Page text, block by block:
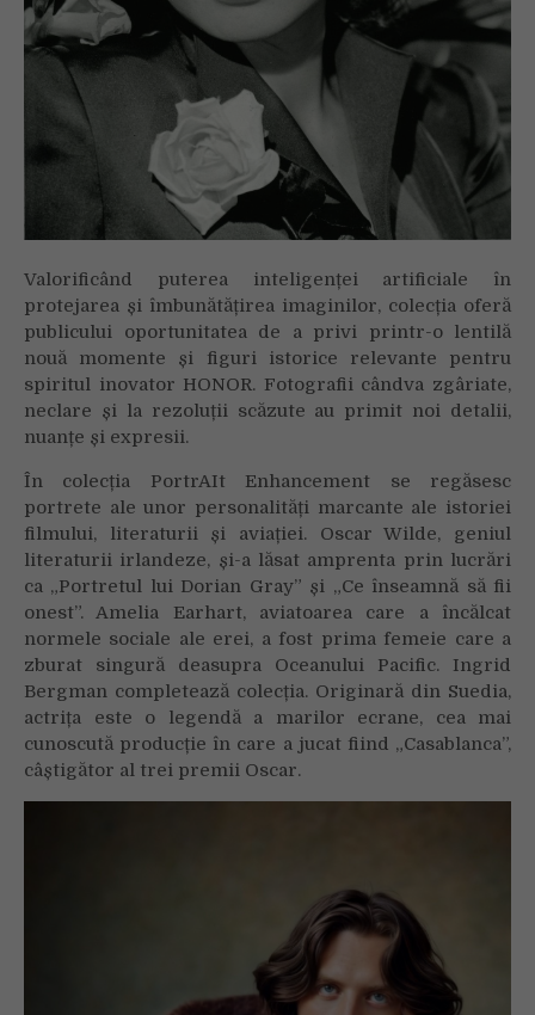
Valorificând puterea inteligenței artificiale în
protejarea și îmbunătățirea imaginilor, colecția oferă
publicului oportunitatea de a privi printr-o lentilă
nouă momente și figuri istorice relevante pentru
spiritul inovator HONOR. Fotografii cândva zgâriate,
neclare și la rezoluții scăzute au primit noi detalii,
nuanțe și expresii.
În colecția PortrAIt Enhancement se regăsesc
portrete ale unor personalități marcante ale istoriei
filmului, literaturii și aviației. Oscar Wilde, geniul
literaturii irlandeze, și-a lăsat amprenta prin lucrări
ca „Portretul lui Dorian Gray” și „Ce înseamnă să fii
onest”. Amelia Earhart, aviatoarea care a încălcat
normele sociale ale erei, a fost prima femeie care a
zburat singură deasupra Oceanului Pacific. Ingrid
Bergman completează colecția. Originară din Suedia,
actrița este o legendă a marilor ecrane, cea mai
cunoscută producție în care a jucat fiind „Casablanca”,
câștigător al trei premii Oscar.